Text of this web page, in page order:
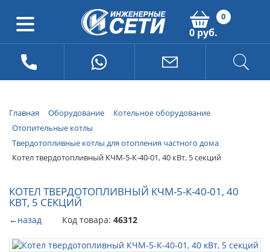
0
0 руб.
Главная Оборудование
Котельное оборудование
Отопительные котлы
Твердотопливные котлы для отопления частного дома
Котел твердотопливный КЧМ-5-К-40-01, 40 кВт, 5 секций
КОТЕЛ ТВЕРДОТОПЛИВНЫЙ КЧМ-5-К-40-01, 40
КВТ, 5 СЕКЦИЙ
←назад Код товара: 46312